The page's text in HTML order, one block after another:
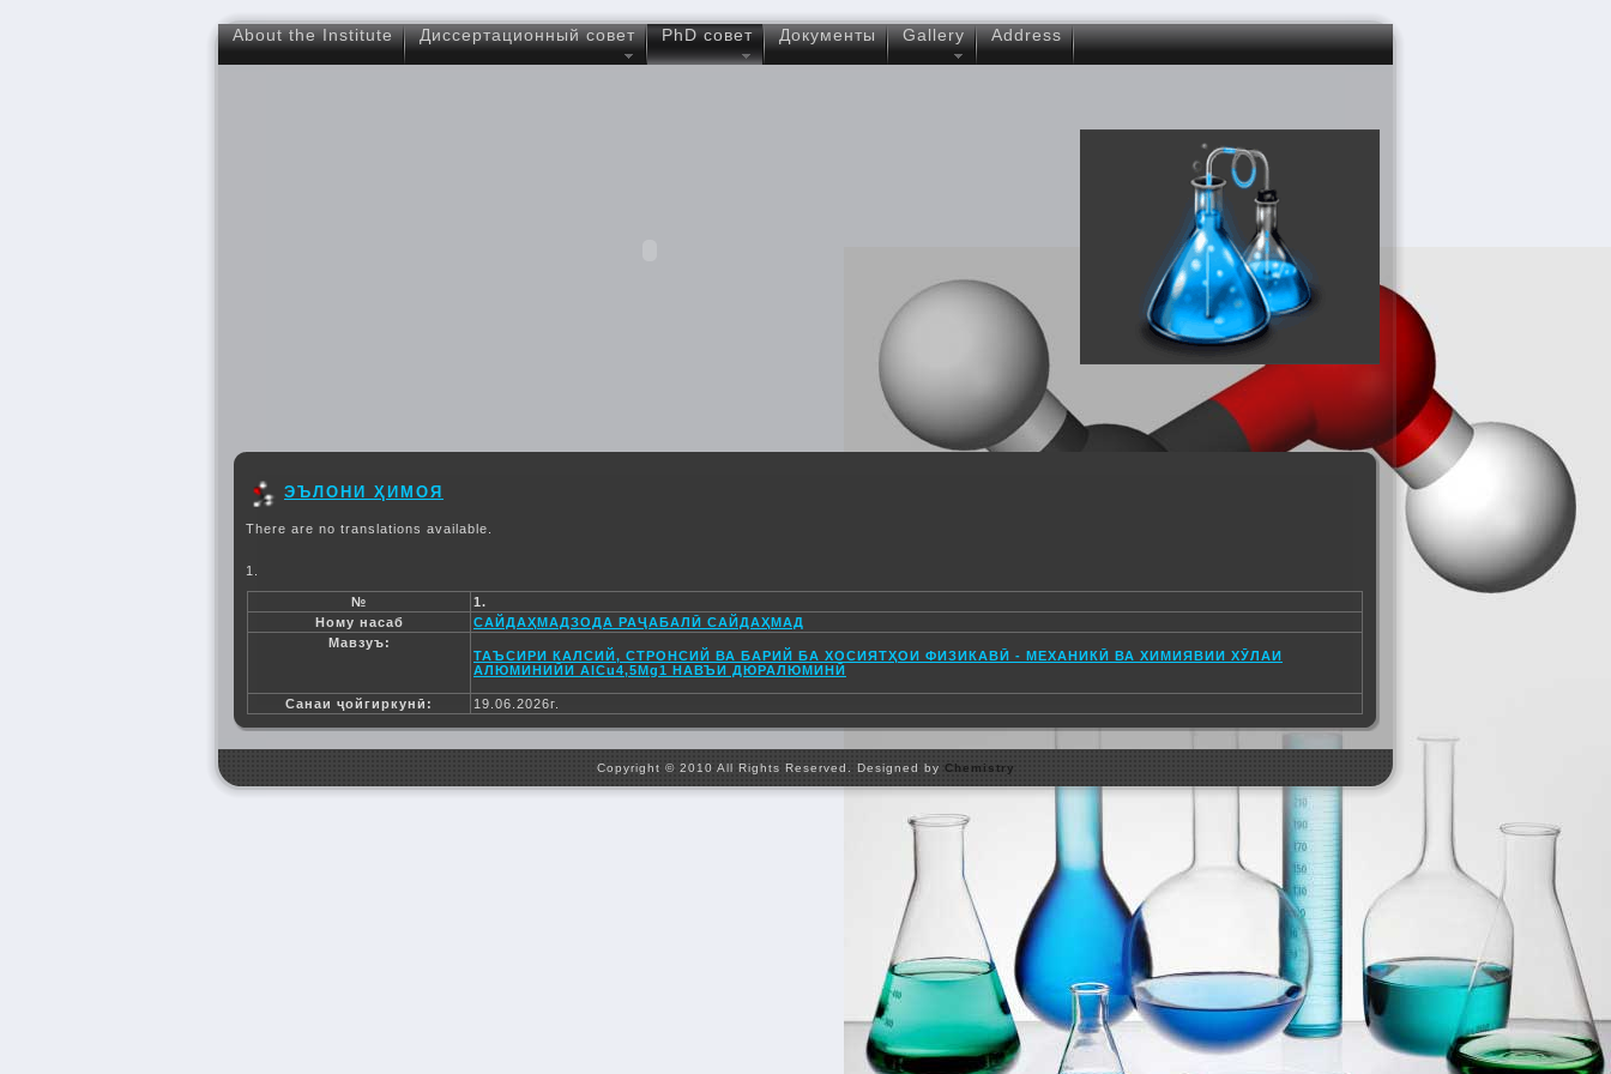
About the Institute Диссертационный совет PhD совет Документы Gallery Address
ЭЪЛОНИ ҲИМОЯ
There are no translations available.
1.
№
1.
Ному насаб
САЙДАҲМАДЗОДА РАҶАБАЛӢ САЙДАҲМАД
Мавзуъ:
ТАЪСИРИ КАЛСИЙ, СТРОНСИЙ ВА БАРИЙ БА ХОСИЯТҲОИ ФИЗИКАВӢ - МЕХАНИКӢ ВА ХИМИЯВИИ ХӮЛАИ
АЛЮМИНИЙИ AlCu4,5Mg1 НАВЪИ ДЮРАЛЮМИНӢ
Санаи ҷойгиркунӣ: 19.06.2026г.
Copyright © 2010 All Rights Reserved. Designed by Chemistry